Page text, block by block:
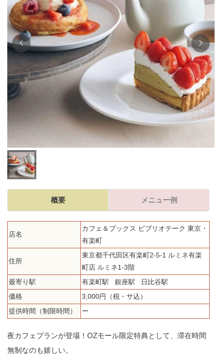
概要 メニュー例
店名
カフェ＆ブックス ビブリオテーク 東京・
有楽町
住所
東京都千代田区有楽町2-5-1 ルミネ有楽
町店 ルミネ1-3階
最寄り駅
有楽町駅 銀座駅 日比谷駅
価格
3,000円（税・サ込）
提供時間（制限時間）
ー
夜カフェプランが登場！OZモール限定特典として、滞在時間
無制なのも嬉しい。